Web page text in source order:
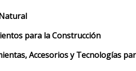
para la Construcción
Accesorios y Tecnologías